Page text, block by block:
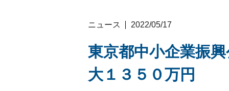
ニュース 2022/05/17
東京都中小企業振
大１３５０万円